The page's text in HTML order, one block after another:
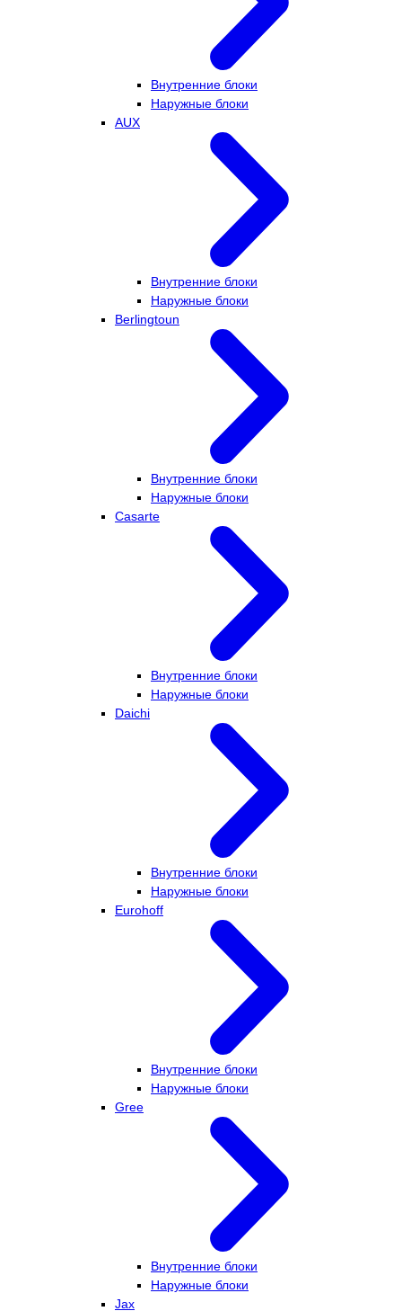
Внутренние блоки
Наружные блоки
AUX
Внутренние блоки
Наружные блоки
Berlingtoun
Внутренние блоки
Наружные блоки
Casarte
Внутренние блоки
Наружные блоки
Daichi
Внутренние блоки
Наружные блоки
Eurohoff
Внутренние блоки
Наружные блоки
Gree
Внутренние блоки
Наружные блоки
Jax